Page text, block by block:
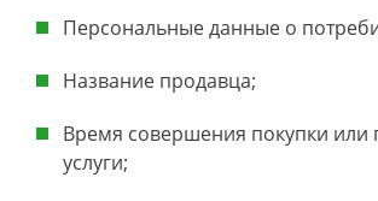
Персональные данные о
Название продавца;
Время совершения покупки или
услуги;